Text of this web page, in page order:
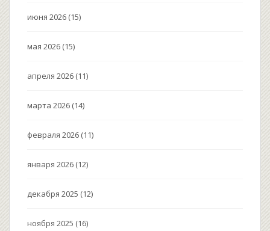
июня 2026 (15)
мая 2026 (15)
апреля 2026 (11)
марта 2026 (14)
февраля 2026 (11)
января 2026 (12)
декабря 2025 (12)
ноября 2025 (16)